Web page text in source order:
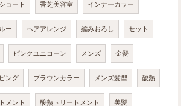
ショート 香芝美容室 インナーカラー
ー ヘアアレンジ 編みおろし セット
ピンクユニコーン メンズ 金髪
ング ブラウンカラー メンズ髪型 酸熱
メント 酸熱トリートメント 美髪